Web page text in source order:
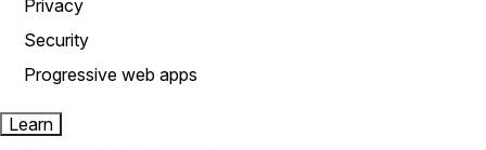
Privacy
Security
Progressive web apps
Learn